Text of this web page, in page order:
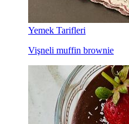
Yemek Tarifleri
Vişneli muffin brownie